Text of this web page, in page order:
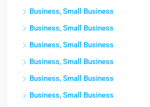
Business, Small Business
Business, Small Business
Business, Small Business
Business, Small Business
Business, Small Business
Business, Small Business